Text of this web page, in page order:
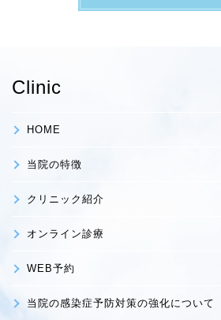
Clinic
HOME
当院の特徴
クリニック紹介
オンライン診療
WEB予約
当院の感染症予防対策の強化について